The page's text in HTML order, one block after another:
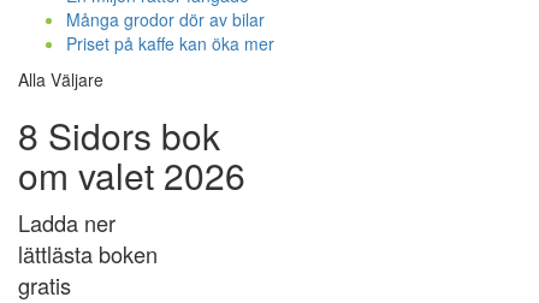
Många grodor dör av bilar
Priset på kaffe kan öka mer
Alla Väljare
8 Sidors bok
om valet 2026
Ladda ner
lättlästa boken
gratis